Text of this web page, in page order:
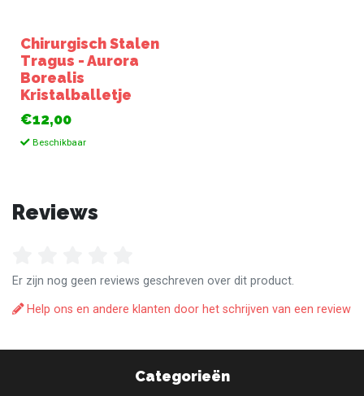
Chirurgisch Stalen
Tragus - Aurora
Borealis
Kristalballetje
€12,00
Beschikbaar
Reviews
Er zijn nog geen reviews geschreven over dit product.
Help ons en andere klanten door het schrijven van een review
Categorieën